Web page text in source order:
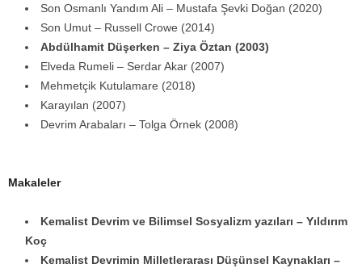
Son Osmanlı Yandım Ali – Mustafa Şevki Doğan (2020)
Son Umut – Russell Crowe (2014)
Abdülhamit Düşerken – Ziya Öztan (2003)
Elveda Rumeli – Serdar Akar (2007)
Mehmetçik Kutulamare (2018)
Karayılan (2007)
Devrim Arabaları – Tolga Örnek (2008)
Makaleler
Kemalist Devrim ve Bilimsel Sosyalizm yazıları – Yıldırım
Koç
Kemalist Devrimin Milletlerarası Düşünsel Kaynakları –